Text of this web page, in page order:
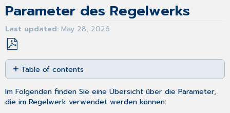
Parameter des Regelwerks
Last updated May 28, 2026
Save
as
PDF
Table of contents
No
headers
Im Folgenden finden Sie eine Übersicht über die Parameter,
die im Regelwerk verwendet werden können: